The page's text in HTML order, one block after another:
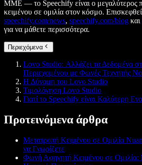
ΜΜΕ — το Speechify είναι ο μεγαλύτερος
κειμένου σε ομιλία στον κόσμο.
speechify.com/news, speechify.com/blog και
για να μάθετε περισσότερα.
Περιεχόμενα
Lovo Studio: Αλλάζει τα Δεδομένα
Περιεχομένου με Φωνές Τεχνητής
Η Δύναμη του Lovo Studio
Τιμολόγηση Lovo Studio
Γιατί το Speechify είναι Καλύτερη
Προτεινόμενα άρθρα
Μετατροπή Κειμένου σε Ομιλία
να Γνωρίζετε
Φωνή Αφηγητή Κειμένου σε